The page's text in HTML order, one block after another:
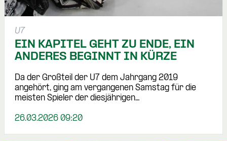
U7
EIN KAPITEL GEHT ZU ENDE, EIN
ANDERES BEGINNT IN KÜRZE
Da der Großteil der U7 dem Jahrgang 2019
angehört, ging am vergangenen Samstag für die
meisten Spieler der diesjährigen…
26.03.2026 09:20